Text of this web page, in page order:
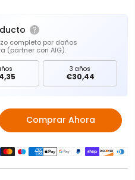
completo por daños
(partner con AIG).
3 años
€30,44
Comprar Ahora